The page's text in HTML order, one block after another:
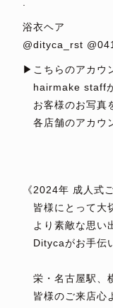
浴衣ヘア
@dityca_rst
▶︎こちらのアカウ
hairmake staff
お客様のお写真
各店舗のアカウ
《2024年 成人式
皆様にとって大
より素敵な思い
Ditycaがお手伝
栄・名古屋駅、
皆様のご来店心